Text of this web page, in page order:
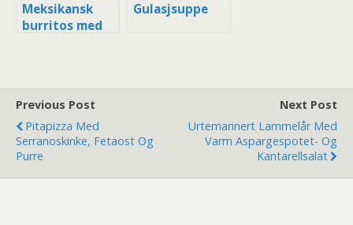
Meksikansk
burritos med
Gulasjsuppe
Previous Post
Pitapizza Med
Serranoskinke, Fetaost Og
Purre
Next Post
Urtemarinert Lammelår Med
Varm Aspargespotet- Og
Kantarellsalat